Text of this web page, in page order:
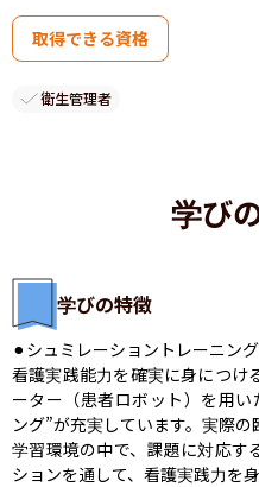
取得できる資格
衛生管理者
学び
学びの特徴
⚫︎シュミレーショントレーニン
看護実践能力を確実に身につけ
ーター（患者ロボット）を用
ング”が充実しています。実際
学習環境の中で、課題に対応す
ションを通して、看護実践力を